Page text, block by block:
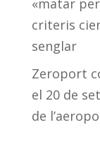
«matar
criteris
senglar
Zeroport
el 20 de
de